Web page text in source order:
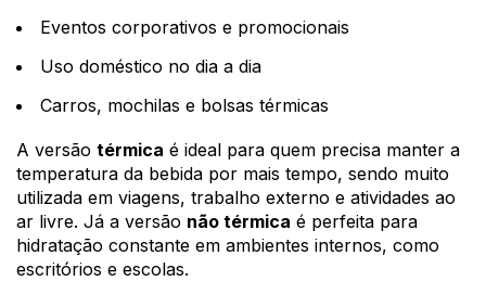
Eventos corporativos e promocionais
Uso doméstico no dia a dia
Carros, mochilas e bolsas térmicas
A versão térmica é ideal para quem precisa manter a
temperatura da bebida por mais tempo, sendo muito
utilizada em viagens, trabalho externo e atividades ao
ar livre. Já a versão não térmica é perfeita para
hidratação constante em ambientes internos, como
escritórios e escolas.